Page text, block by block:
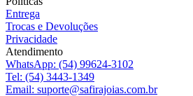
Entrega
Trocas e Devoluções
Privacidade
Atendimento
WhatsApp: (54) 99624-3102
Tel: (54) 3443-1349
Email: suporte@safirajoias.com.br